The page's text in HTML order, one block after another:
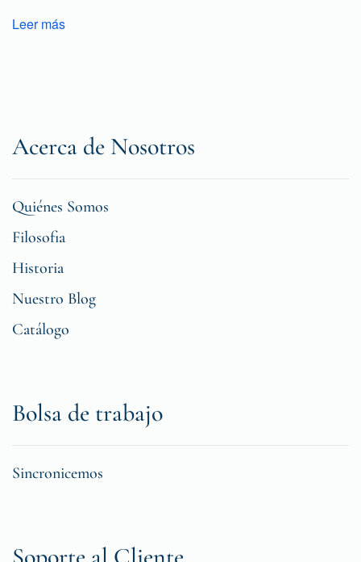
Leer más
Acerca de Nosotros
Quiénes Somos
Filosofia
Historia
Nuestro Blog
Catálogo
Bolsa de trabajo
Sincronicemos